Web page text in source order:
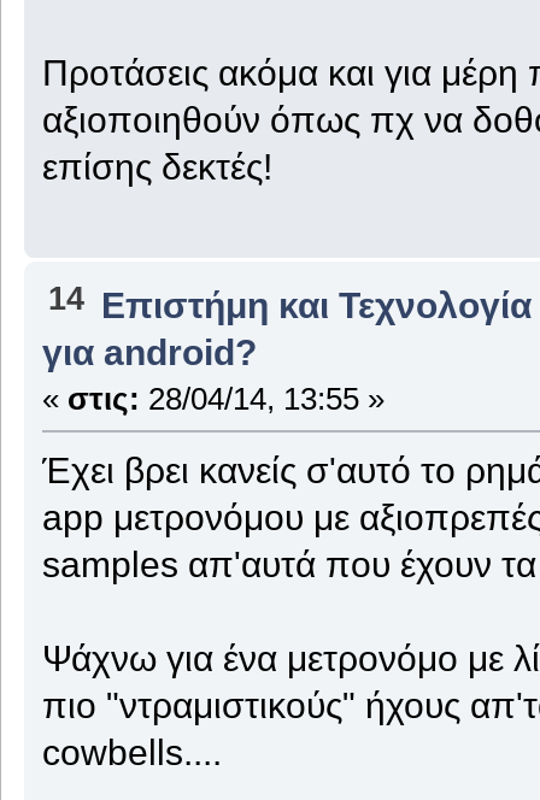
Προτάσεις ακόμα και για
αξιοποιηθούν όπως πχ να
επίσης δεκτές!
14 Επιστήμη και Τεχνολογία
για android?
« στις: 28/04/14, 13:55 »
Έχει βρει κανείς σ'αυτό το
app μετρονόμου με
samples απ'αυτά που έχουν
Ψάχνω για ένα μετρονόμο με
πιο "ντραμιστικούς" ήχους
cowbells....